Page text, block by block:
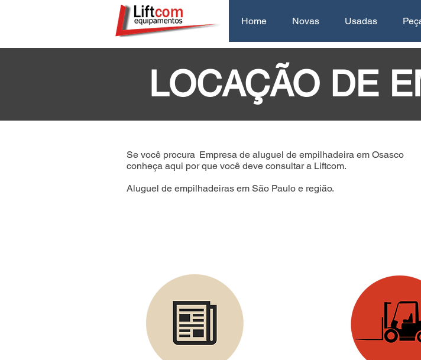
Home Novas Usadas
LOCAÇÃO DE
Se você procura
conheça aqui por que você deve consultar a Liftcom.
Aluguel de empilhadeiras em São Paulo e região.
Empresa de aluguel de empilhadeira em Osasco